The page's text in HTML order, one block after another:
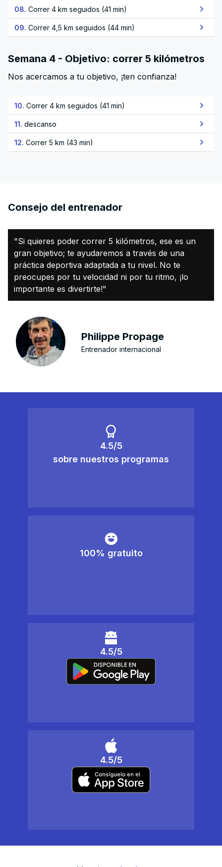
08. Correr 4 km seguidos (41 min)
09. Correr 4,5 km seguidos (44 min)
Semana 4 - Objetivo: correr 5 kilómetros
Nos acercamos a tu objetivo, ¡ten confianza!
10. Correr 4 km seguidos (41 min)
11. descanso
12. Correr 5 km (43 min)
Consejo del entrenador
"Si quieres poder correr 5 kilómetros, ese es un
gran objetivo; te ayudaremos a través de una
práctica deportiva adaptada a tu nivel. No te
preocupes por tu velocidad ni por tu ritmo, ¡lo
importante es divertirte!"
Philippe Propage
Entrenador internacional
4.5/5
sobre nuestros programas
100% gratuito
4.5/5
4.5/5